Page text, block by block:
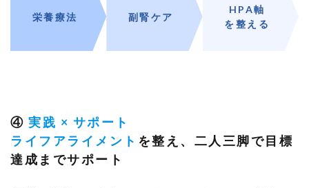
栄養療法 副腎ケア
HPA軸
を整える
④ 実践 × サポート
ライフアライメント を整え、二人三脚で目標
達成までサポート